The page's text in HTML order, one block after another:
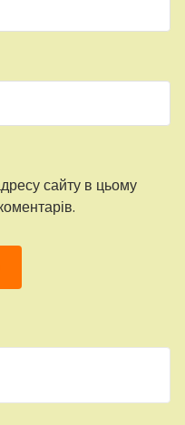
сайту в цьому